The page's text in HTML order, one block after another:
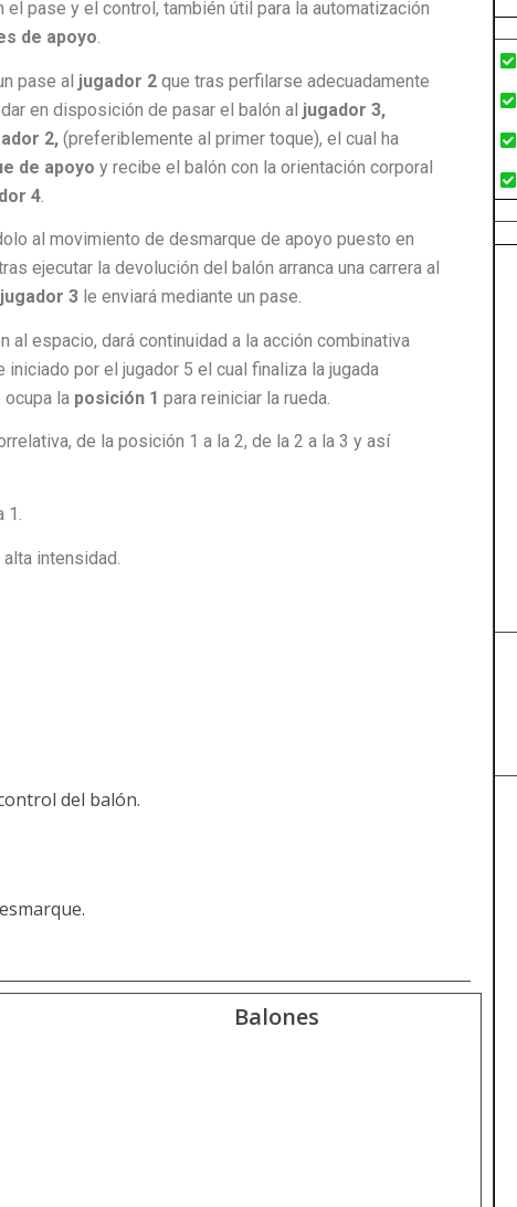
el pase y el control, también útil para la automatización
de apoyo.
pase al jugador 2 que tras perfilarse adecuadamente
en disposición de pasar el balón al jugador 3,
2,(preferiblemente al primer toque), el cual ha
de apoyo y recibe el balón con la orientación corporal
4.
al movimiento de desmarque de apoyo puesto en
ejecutar la devolución del balón arranca una carrera al
jugador 3le enviará mediante un pase.
al espacio, dará continuidad a la acción combinativa
por el jugador 5 el cual finaliza la jugada
la posición 1 para reiniciar la rueda.
de la posición 1 a la 2, de la 2 a la 3 y así
1.
intensidad.
del balón.
Balones